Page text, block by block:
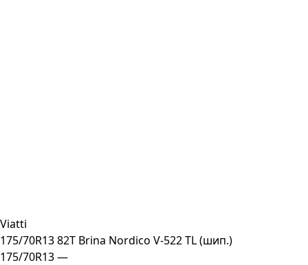
Viatti
175/70R13 82T Brina Nordico V-522 TL (шип.)
175/70R13 —